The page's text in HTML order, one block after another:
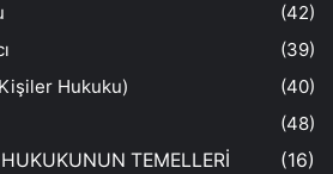
(42)
(39)
Hukuku)
(40)
(48)
TEMELLERİ
(16)